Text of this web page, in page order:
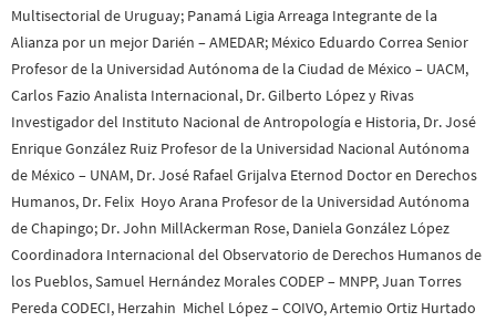
Multisectorial de Uruguay; Panamá Ligia Arreaga Integrante de la
Alianza por un mejor Darién – AMEDAR; México Eduardo Correa Senior
Profesor de la Universidad Autónoma de la Ciudad de México – UACM,
Carlos Fazio Analista Internacional, Dr. Gilberto López y Rivas
Investigador del Instituto Nacional de Antropología e Historia, Dr. José
Enrique González Ruiz Profesor de la Universidad Nacional Autónoma
de México – UNAM, Dr. José Rafael Grijalva Eternod Doctor en Derechos
Humanos, Dr. Felix Hoyo Arana Profesor de la Universidad Autónoma
de Chapingo; Dr. John MillAckerman Rose, Daniela González López
Coordinadora Internacional del Observatorio de Derechos Humanos de
los Pueblos, Samuel Hernández Morales CODEP – MNPP, Juan Torres
Pereda CODECI, Herzahin Michel López – COIVO, Artemio Ortiz Hurtado